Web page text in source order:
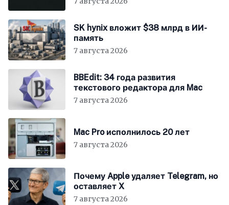
SK hynix вложит $38 млрд в ИИ-
память
7 августа 2026
BBEdit: 34 года развития
текстового редактора для Mac
7 августа 2026
Mac Pro исполнилось 20 лет
7 августа 2026
Почему Apple удаляет Telegram, но
оставляет X
7 августа 2026